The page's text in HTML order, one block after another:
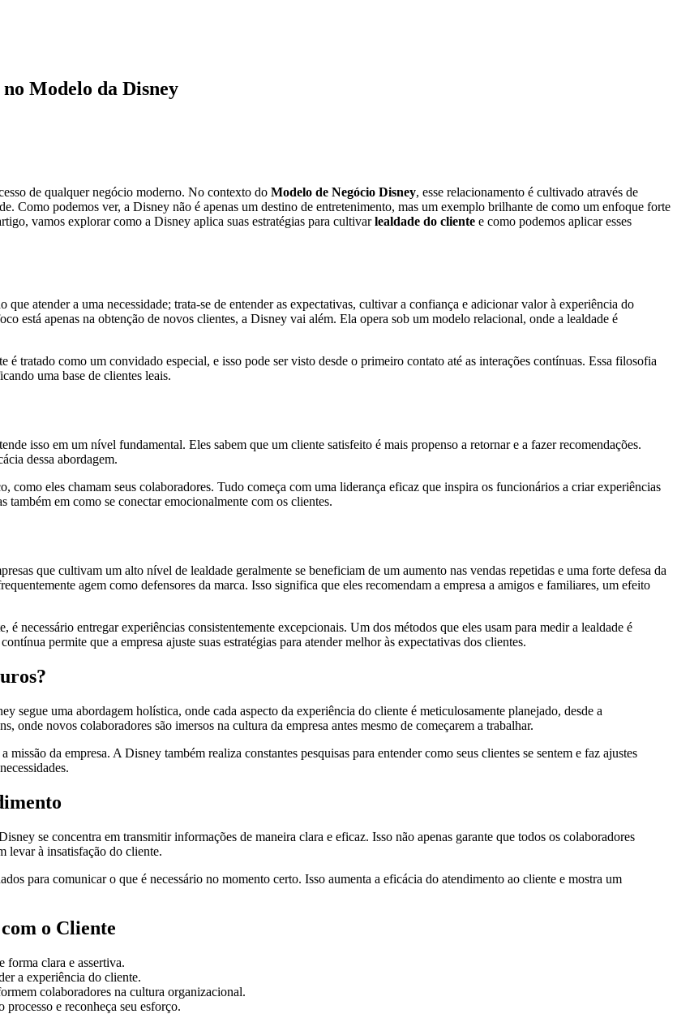
Modelo da Disney
de qualquer negócio moderno. No contexto do Modelo de Negócio Disney, esse relacionamento é cultivado através de
Como podemos ver, a Disney não é apenas um destino de entretenimento, mas um exemplo brilhante de como um enfoque forte
vamos explorar como a Disney aplica suas estratégias para cultivarlealdade do cliente e como podemos aplicar esses
que atender a uma necessidade; trata-se de entender as expectativas, cultivar a confiança e adicionar valor à experiência do
está apenas na obtenção de novos clientes, a Disney vai além. Ela opera sob um modelo relacional, onde a lealdade é
é tratado como um convidado especial, e isso pode ser visto desde o primeiro contato até as interações contínuas. Essa filosofia
uma base de clientes leais.
isso em um nível fundamental. Eles sabem que um cliente satisfeito é mais propenso a retornar e a fazer recomendações.
dessa abordagem.
como eles chamam seus colaboradores. Tudo começa com uma liderança eficaz que inspira os funcionários a criar experiências
também em como se conectar emocionalmente com os clientes.
que cultivam um alto nível de lealdade geralmente se beneficiam de um aumento nas vendas repetidas e uma forte defesa da
agem como defensores da marca. Isso significa que eles recomendam a empresa a amigos e familiares, um efeito
necessário entregar experiências consistentemente excepcionais. Um dos métodos que eles usam para medir a lealdade é
permite que a empresa ajuste suas estratégias para atender melhor às expectativas dos clientes.
segue uma abordagem holística, onde cada aspecto da experiência do cliente é meticulosamente planejado, desde a
novos colaboradores são imersos na cultura da empresa antes mesmo de começarem a trabalhar.
da empresa. A Disney também realiza constantes pesquisas para entender como seus clientes se sentem e faz ajustes
se concentra em transmitir informações de maneira clara e eficaz. Isso não apenas garante que todos os colaboradores
levar à insatisfação do cliente.
para comunicar o que é necessário no momento certo. Isso aumenta a eficácia do atendimento ao cliente e mostra um
o Cliente
forma clara e assertiva.
a experiência do cliente.
colaboradores na cultura organizacional.
e reconheça seu esforço.